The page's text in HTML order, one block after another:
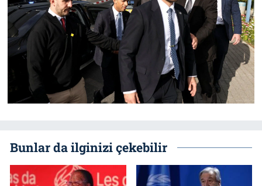
Bunlar da ilginizi çekebilir